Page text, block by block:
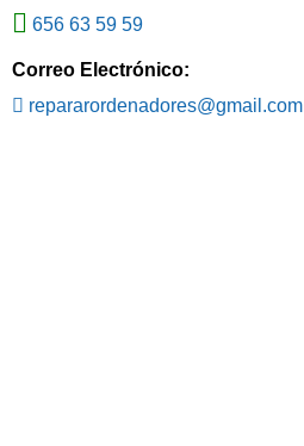
656 63 59 59
Correo Electrónico:
repararordenadores@gmail.com